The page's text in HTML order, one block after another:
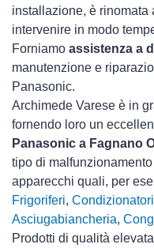
installazione, è rinomata
intervenire in modo
Forniamo assistenza a
manutenzione e
Panasonic.
Archimede Varese è in
fornendo loro un
Panasonic a Fagnano
tipo di
apparecchi quali, per
Frigoriferi, Condizionatori
Asciugabiancheria,
Prodotti di qualità